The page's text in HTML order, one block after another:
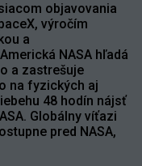
objavovania
výročím
a
NASA hľadá
a zastrešuje
na fyzických aj
48 hodín nájsť
Globálny víťazi
pred NASA,